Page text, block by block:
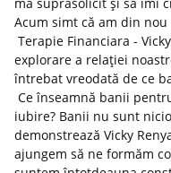
Acum simt că am din
Terapie Financiara -
explorare a relației
întrebat vreodată de ce
Ce înseamnă banii
iubire? Banii nu sunt
demonstrează Vicky
ajungem să ne formăm